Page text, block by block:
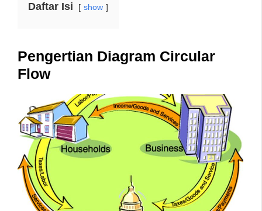
Daftar Isi show
Pengertian Diagram Circular
Flow